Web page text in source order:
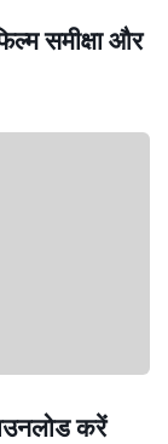
समीक्षा और
करें